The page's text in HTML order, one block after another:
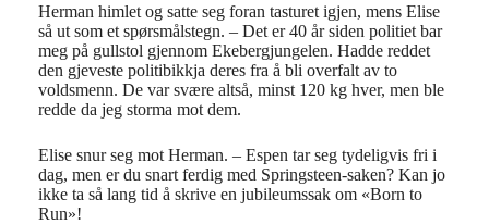
Herman himlet og satte seg foran tasturet igjen, mens Elise
så ut som et spørsmålstegn. – Det er 40 år siden politiet bar
meg på gullstol gjennom Ekebergjungelen. Hadde reddet
den gjeveste politibikkja deres fra å bli overfalt av to
voldsmenn. De var svære altså, minst 120 kg hver, men ble
redde da jeg storma mot dem.
Elise snur seg mot Herman. – Espen tar seg tydeligvis fri i
dag, men er du snart ferdig med Springsteen-saken? Kan jo
ikke ta så lang tid å skrive en jubileumssak om «Born to
Run»!